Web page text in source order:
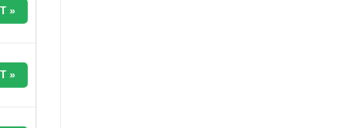
»
»